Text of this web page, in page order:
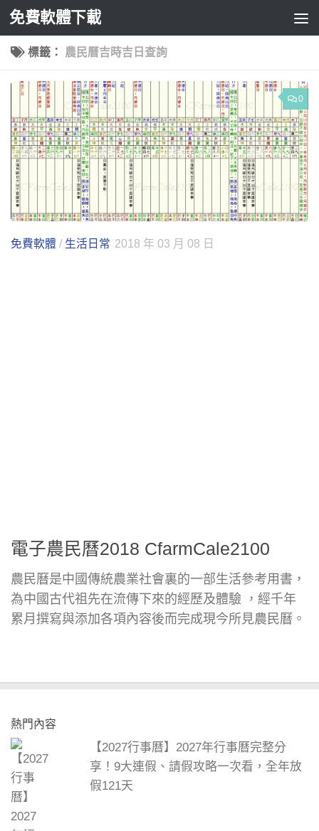
Skip to content
免費軟體下載
標籤： 農民曆吉時吉日查詢
0
免費軟體 / 生活日常 2018 年 03 月 08 日
電子農民曆2018 CfarmCale2100
農民曆是中國傳統農業社會裏的一部生活參考用書，
為中國古代祖先在流傳下來的經歷及體驗 ，經千年
累月撰寫與添加各項內容後而完成現今所見農民曆。
熱門內容
【2027行事曆】2027年行事曆完整分
享！9大連假、請假攻略一次看，全年放
假121天